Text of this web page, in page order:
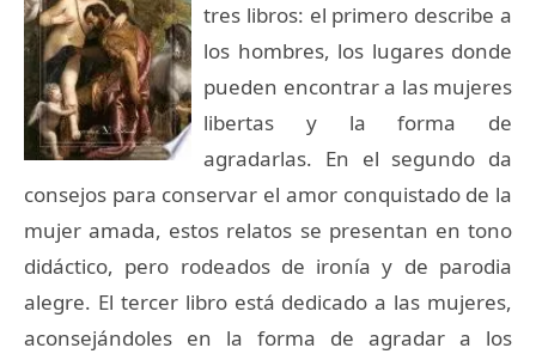
tres libros: el primero describe a
los hombres, los lugares donde
pueden encontrar a las mujeres
libertas y la forma de
agradarlas. En el segundo da
consejos para conservar el amor conquistado de la
mujer amada, estos relatos se presentan en tono
didáctico, pero rodeados de ironía y de parodia
alegre. El tercer libro está dedicado a las mujeres,
aconsejándoles en la forma de agradar a los